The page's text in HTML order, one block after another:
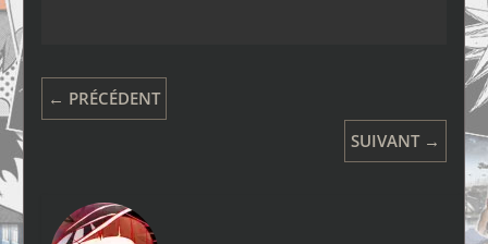
← PRÉCÉDENT
SUIVANT →